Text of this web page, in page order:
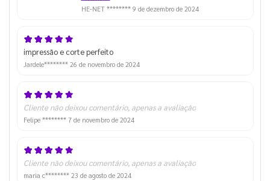
forma muito rápida. Com certeza, recomendo a
HE-NET ******** 9 de dezembro de 2024
impressão e corte perfeito
Jardele******** 26 de novembro de 2024
Cliente não deixou comentário, apenas a avaliação
Felipe ******** 7 de novembro de 2024
Cliente não deixou comentário, apenas a avaliação
maria c******** 23 de agosto de 2024